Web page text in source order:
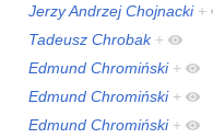
Jerzy Andrzej Chojnacki +
Tadeusz Chrobak +
Edmund Chromiński +
Edmund Chromiński +
Edmund Chromiński +